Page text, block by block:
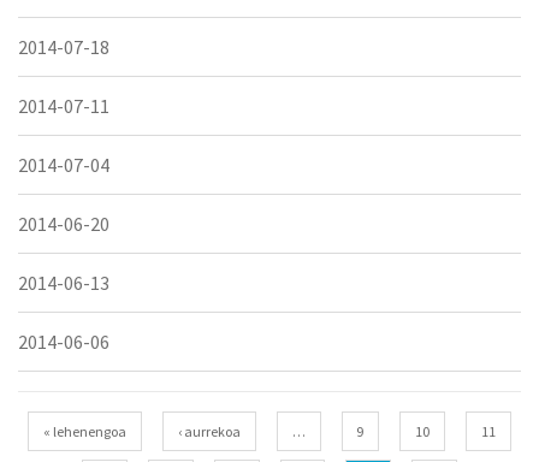
2014-07-18
2014-07-11
2014-07-04
2014-06-20
2014-06-13
2014-06-06
Páginas
« lehenengoa ‹ aurrekoa … 9 10 11